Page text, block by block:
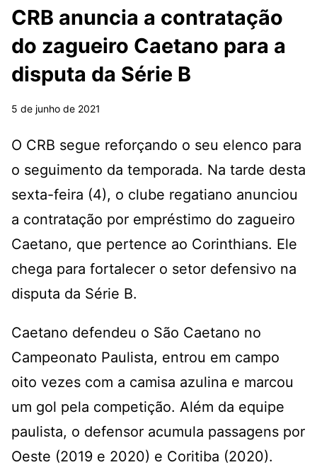
CRB anuncia a contratação
do zagueiro Caetano para a
disputa da Série B
5 de junho de 2021
O CRB segue reforçando o seu elenco para
o seguimento da temporada. Na tarde desta
sexta-feira (4), o clube regatiano anunciou
a contratação por empréstimo do zagueiro
Caetano, que pertence ao Corinthians. Ele
chega para fortalecer o setor defensivo na
disputa da Série B.
Caetano defendeu o São Caetano no
Campeonato Paulista, entrou em campo
oito vezes com a camisa azulina e marcou
um gol pela competição. Além da equipe
paulista, o defensor acumula passagens por
Oeste (2019 e 2020) e Coritiba (2020).